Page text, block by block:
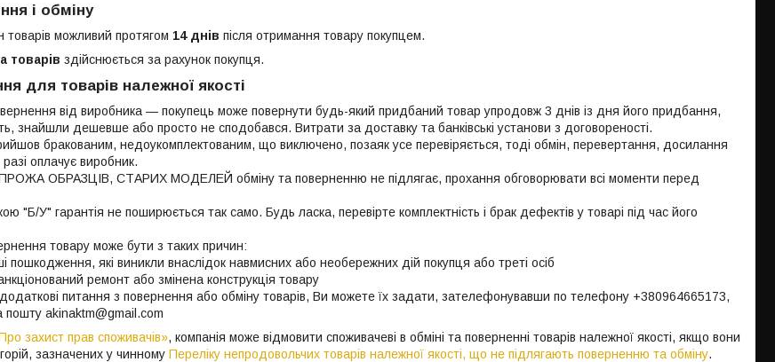
і обміну
товарів можливий протягом 14 днів після отримання товару покупцем.
товарів здійснюється за рахунок покупця.
для товарів належної якості
від виробника — покупець може повернути будь-який придбаний товар упродовж 3 днів із дня його придбання,
знайшли дешевше або просто не сподобався. Витрати за доставку та банківські установи з договореності.
бракованим, недоукомплектованим, що виключено, позаяк усе перевіряється, тоді обмін, перевертання, досилання
оплачує виробник.
ремонт або змінена конструкція товару
питання з повернення або обміну товарів, Ви можете їх задати, зателефонувавши по телефону +380964665173,
akinaktm@gmail.com
захист прав споживачів», компанія може відмовити споживачеві в обміні та поверненні товарів належної якості, якщо вони
зазначених у чинному Переліку непродовольчих товарів належної якості, що не підлягають поверненню та обміну.